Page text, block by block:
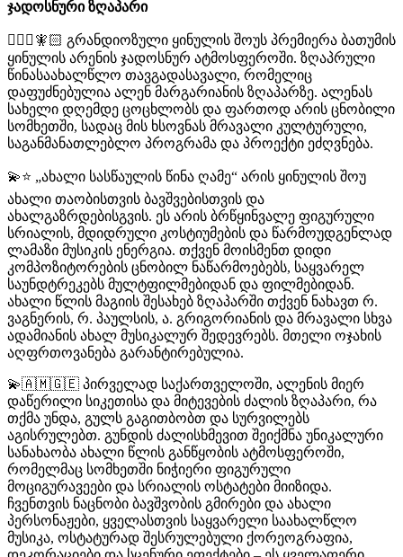
ჯადოსნური ზღაპარი
🧝🏻‍♂️🧚🏻 გრანდიოზული ყინულის შოუს პრემიერა ბათუმის
ყინულის არენის ჯადოსნურ ატმოსფეროში. ზღაპრული
წინასაახალწლო თავგადასავალი, რომელიც
დაფუძნებულია ალენ მარგარიანის ზღაპარზე. ალენას
სახელი დღემდე ცოცხლობს და ფართოდ არის ცნობილი
სომხეთში, სადაც მის ხსოვნას მრავალი კულტურული,
საგანმანათლებლო პროგრამა და პროექტი ეძღვნება.
💫⭐️ „ახალი სასწაულის წინა ღამე“ არის ყინულის შოუ
ახალი თაობისთვის ბავშვებისთვის და
ახალგაზრდებისგვის. ეს არის ბრწყინვალე ფიგურული
სრიალის, მდიდრული კოსტიუმების და წარმოუდგენლად
ლამაზი მუსიკის ენერგია. თქვენ მოისმენთ დიდი
კომპოზიტორების ცნობილ ნაწარმოებებს, საყვარელ
საუნდტრეკებს მულტფილმებიდან და ფილმებიდან.
ახალი წლის მაგიის შესახებ ზღაპარში თქვენ ნახავთ რ.
ვაგნერის, რ. პაულსის, ა. გრიგორიანის და მრავალი სხვა
ადამიანის ახალ მუსიკალურ შედევრებს. მთელი ოჯახის
აღფრთოვანება გარანტირებულია.
💫🇦🇲🇬🇪 პირველად საქართველოში, ალენის მიერ
დაწერილი სიკეთისა და მიტევების ძალის ზღაპარი, რა
თქმა უნდა, გულს გაგითბობთ და სურვილებს
აგისრულებთ. გუნდის ძალისხმევით შეიქმნა უნიკალური
სანახაობა ახალი წლის განწყობის ატმოსფეროში,
რომელმაც სომხეთში ნიჭიერი ფიგურული
მოციგურავეები და სრიალის ოსტატები მიიზიდა.
ჩვენთვის ნაცნობი ბავშვობის გმირები და ახალი
პერსონაჟები, ყველასთვის საყვარელი საახალწლო
მუსიკა, ოსტატურად შესრულებული ქორეოგრაფია,